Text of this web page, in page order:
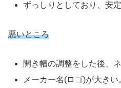
ずっしりとしており、安定
悪いところ
開き幅の調整をした後、
メーカー名(ロゴ)が大きい